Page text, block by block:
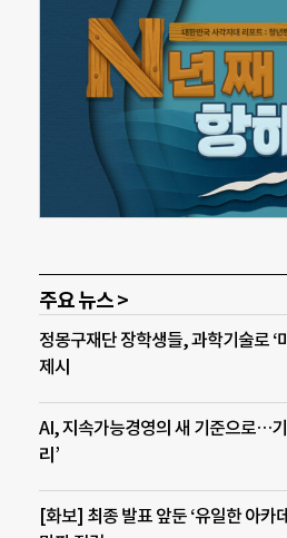
주요 뉴스 >
정몽구재단 장학생들, 과학기술로 ‘
제시
AI, 지속가능경영의 새 기준으로…기
리’
[화보] 최종 발표 앞둔 ‘유일한 아카